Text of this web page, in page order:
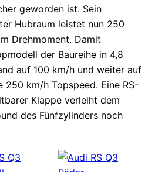
geworden ist. Sein
Hubraum leistet nun 250
Drehmoment. Damit
der Baureihe in 4,8
auf 100 km/h und weiter auf
250 km/h Topspeed. Eine RS-
Klappe verleiht dem
des Fünfzylinders noch